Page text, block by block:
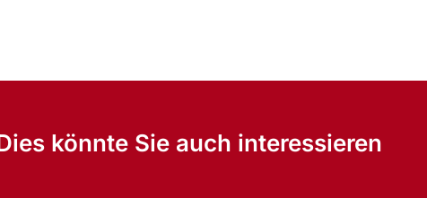
könnte Sie auch interessieren